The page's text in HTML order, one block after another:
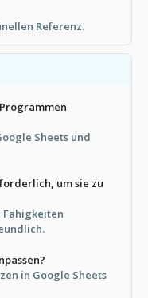
Referenz.
Sheets und
um sie zu
Fähigkeiten
in Google Sheets